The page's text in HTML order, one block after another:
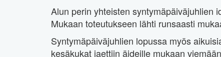
Alun perin yhteisten syntymäpäiväjuhlien
Mukaan toteutukseen lähti runsaasti
Syntymäpäiväjuhlien lopussa myös
kesäkukat jaettiin äideille mukaan